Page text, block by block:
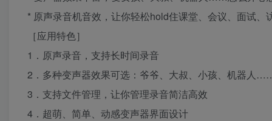
* 原声录音机音效，让你轻松hold住课堂、会议、面试、
［应用特色］
1．原声录音，支持长时间录音
2．多种变声器效果可选：爷爷、大叔、小孩、机器人
3．支持文件管理，让你管理录音简洁高效
4．超萌、简单、动感变声器界面设计